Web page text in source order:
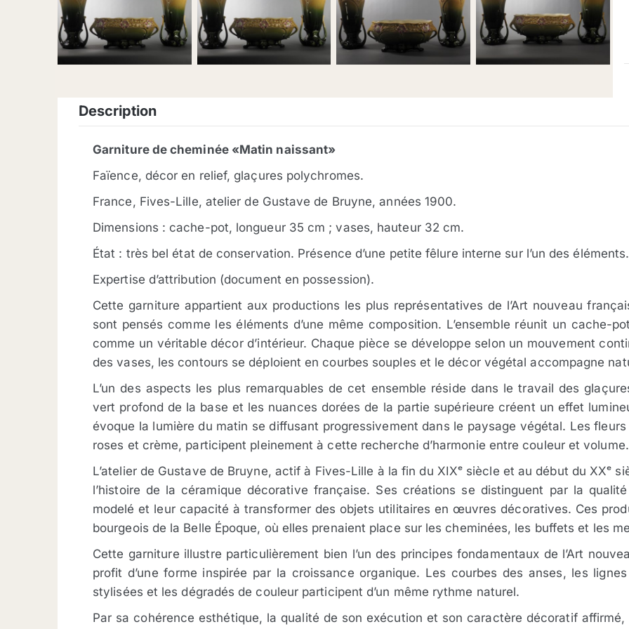
description
Garniture de cheminée «Matin naissant»
Faïence, décor en relief, glaçures polychromes.
France, Fives-Lille, atelier de Gustave de Bruyne, années 1900.
Dimensions : cache-pot, longueur 35 cm ; vases, hauteur 32 cm.
État : très bel état de conservation. Présence d’une petite fêlure interne sur l’un des éléments.
Expertise d’attribution (document en possession).
Cette garniture appartient aux productions les plus représentatives de l’Art nouveau
sont pensés comme les éléments d’une même composition. L’ensemble réunit un cache-
comme un véritable décor d’intérieur. Chaque pièce se développe selon un mouvement
des vases, les contours se déploient en courbes souples et le décor végétal accompagne
L’un des aspects les plus remarquables de cet ensemble réside dans le travail des
vert profond de la base et les nuances dorées de la partie supérieure créent un effet
évoque la lumière du matin se diffusant progressivement dans le paysage végétal. Les
roses et crème, participent pleinement à cette recherche d’harmonie entre couleur et volume.
L’atelier de Gustave de Bruyne, actif à Fives-Lille à la fin du XIXᵉ siècle et au début du XXᵉ
l’histoire de la céramique décorative française. Ses créations se distinguent par la
modelé et leur capacité à transformer des objets utilitaires en œuvres décoratives. Ces
bourgeois de la Belle Époque, où elles prenaient place sur les cheminées, les buffets et les
Cette garniture illustre particulièrement bien l’un des principes fondamentaux de l’Art
profit d’une forme inspirée par la croissance organique. Les courbes des anses, les
stylisées et les dégradés de couleur participent d’un même rythme naturel.
Par sa cohérence esthétique, la qualité de son exécution et son caractère décoratif